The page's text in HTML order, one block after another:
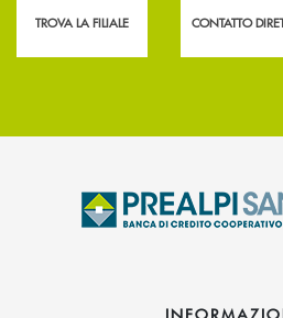
TROVA LA FILIALE CONTATTO